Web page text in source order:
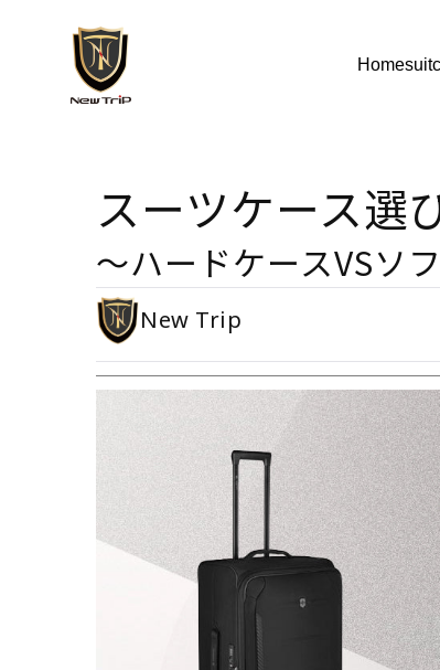
Home
New Trip
スーツケース選
～ハードケースVSソ
New Trip